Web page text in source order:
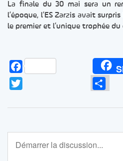
La finale du 30 mai sera un
l’époque, l’ES Zarzis avait
le premier et l’unique trophée du
Facebook